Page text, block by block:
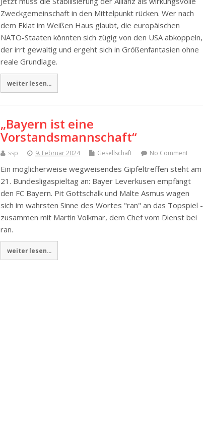
Zweckgemeinschaft in den Mittelpunkt rücken. Wer nach
dem Eklat im Weißen Haus glaubt, die europäischen
NATO-Staaten könnten sich zügig von den USA abkoppeln,
der irrt gewaltig und ergeht sich in Größenfantasien ohne
reale Grundlage.
weiter lesen...
„Bayern ist eine
Vorstandsmannschaft“
ssp 9. Februar 2024 Gesellschaft No Comment
Ein möglicherweise wegweisendes Gipfeltreffen steht am
21. Bundesligaspieltag an: Bayer Leverkusen empfängt
den FC Bayern. Pit Gottschalk und Malte Asmus wagen
sich im wahrsten Sinne des Wortes "ran" an das Topspiel -
zusammen mit Martin Volkmar, dem Chef vom Dienst bei
ran.
weiter lesen...